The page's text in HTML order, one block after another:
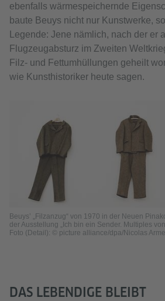
ebenfalls wärmespeichernde
baute Beuys nicht nur Kunstwerke,
Legende: Jene nämlich, nach der er
Flugzeugabsturz im Zweiten
Filz- und Fettumhüllungen geheilt
wie Kunsthistoriker heute sagen.
Beuys’ „Filzanzug“ von 1970 in der Neuen
der Ausstellung „Ich bin ein Sender. Multiples
Foto (Detail): © picture alliance/dpa/Nicolas
DAS LEBENDIGE BLEIBT